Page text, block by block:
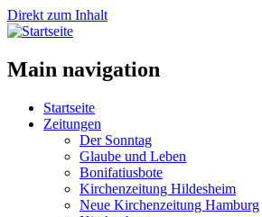
Direkt zum Inhalt
Main navigation
Startseite
Zeitungen
Der Sonntag
Glaube und Leben
Bonifatiusbote
Kirchenzeitung Hildesheim
Neue Kirchenzeitung Hamburg